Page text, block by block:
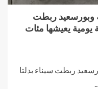
وبورسعيد ربطت
يومية يعيشها مئات
ربطت سيناء بدلتا